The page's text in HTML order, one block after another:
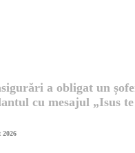
a obligat un
cu mesajul „Isus te
2026